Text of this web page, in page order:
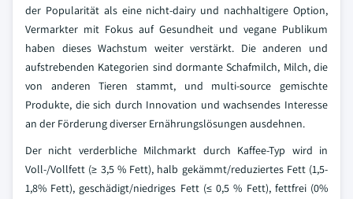
der Popularität als eine nicht-dairy und nachhaltigere Option,
Vermarkter mit Fokus auf Gesundheit und vegane Publikum
haben dieses Wachstum weiter verstärkt. Die anderen und
aufstrebenden Kategorien sind dormante Schafmilch, Milch, die
von anderen Tieren stammt, und multi-source gemischte
Produkte, die sich durch Innovation und wachsendes Interesse
an der Förderung diverser Ernährungslösungen ausdehnen.
Der nicht verderbliche Milchmarkt durch Kaffee-Typ wird in
Voll-/Vollfett (≥ 3,5 % Fett), halb gekämmt/reduziertes Fett (1,5-
1,8% Fett), geschädigt/niedriges Fett (≤ 0,5 % Fett), fettfrei (0%